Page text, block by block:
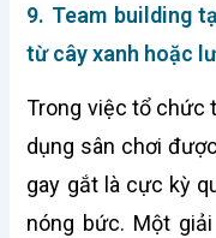
9. Team building
từ cây xanh hoặc
Trong việc tổ chức
dụng sân chơi
gay gắt là cực kỳ
nóng bức. Một